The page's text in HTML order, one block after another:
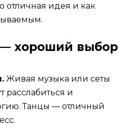
отличная идея и как
хороший выбор
Живая музыка или сеты
расслабиться и
Танцы — отличный